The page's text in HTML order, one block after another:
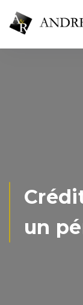
un